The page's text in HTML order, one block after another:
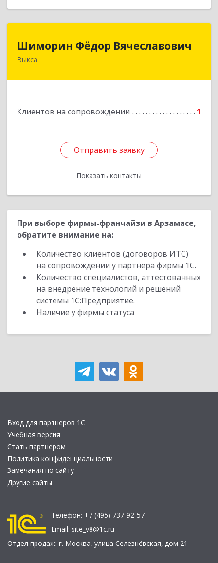
Шиморин Фёдор Вячеславович
Выкса
Клиентов на сопровождении 1
Отправить заявку
Показать контакты
Шиморин Фёдор Вячеславович
Отправить заявку
Назад
При выборе фирмы-франчайзи в Арзамасе,
обратите внимание на:
Количество клиентов (договоров ИТС)
на сопровождении у партнера фирмы 1С.
Количество специалистов, аттестованных
на внедрение технологий и решений
системы 1С:Предприятие.
Наличие у фирмы статуса
Вход для партнеров 1С
Учебная версия
Стать партнером
Политика конфиденциальности
Замечания по сайту
Другие сайты
Телефон: +7 (495) 737-92-57
Email: site_v8@1c.ru
Отдел продаж: г. Москва, улица Селезнёвская, дом 21